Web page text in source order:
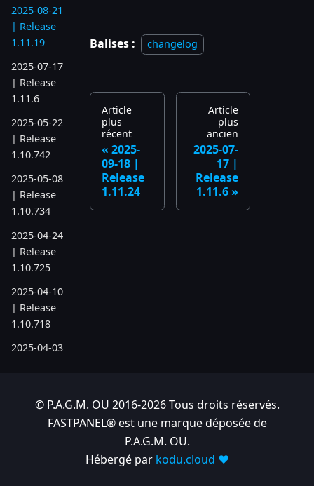
2025-08-21
| Release
1.11.19
2025-07-17
| Release
1.11.6
2025-05-22
| Release
1.10.742
2025-05-08
| Release
1.10.734
2025-04-24
| Release
1.10.725
2025-04-10
| Release
1.10.718
2025-04-03
2025-03-12
| Release
Balises : changelog
Article
plus
récent
2025-
09-18 |
Release
1.11.24
Article
plus
ancien
2025-07-
17 |
Release
1.11.6
© P.A.G.M. OU 2016-2026 Tous droits réservés.
FASTPANEL® est une marque déposée de
P.A.G.M. OU.
Hébergé par kodu.cloud ❤️